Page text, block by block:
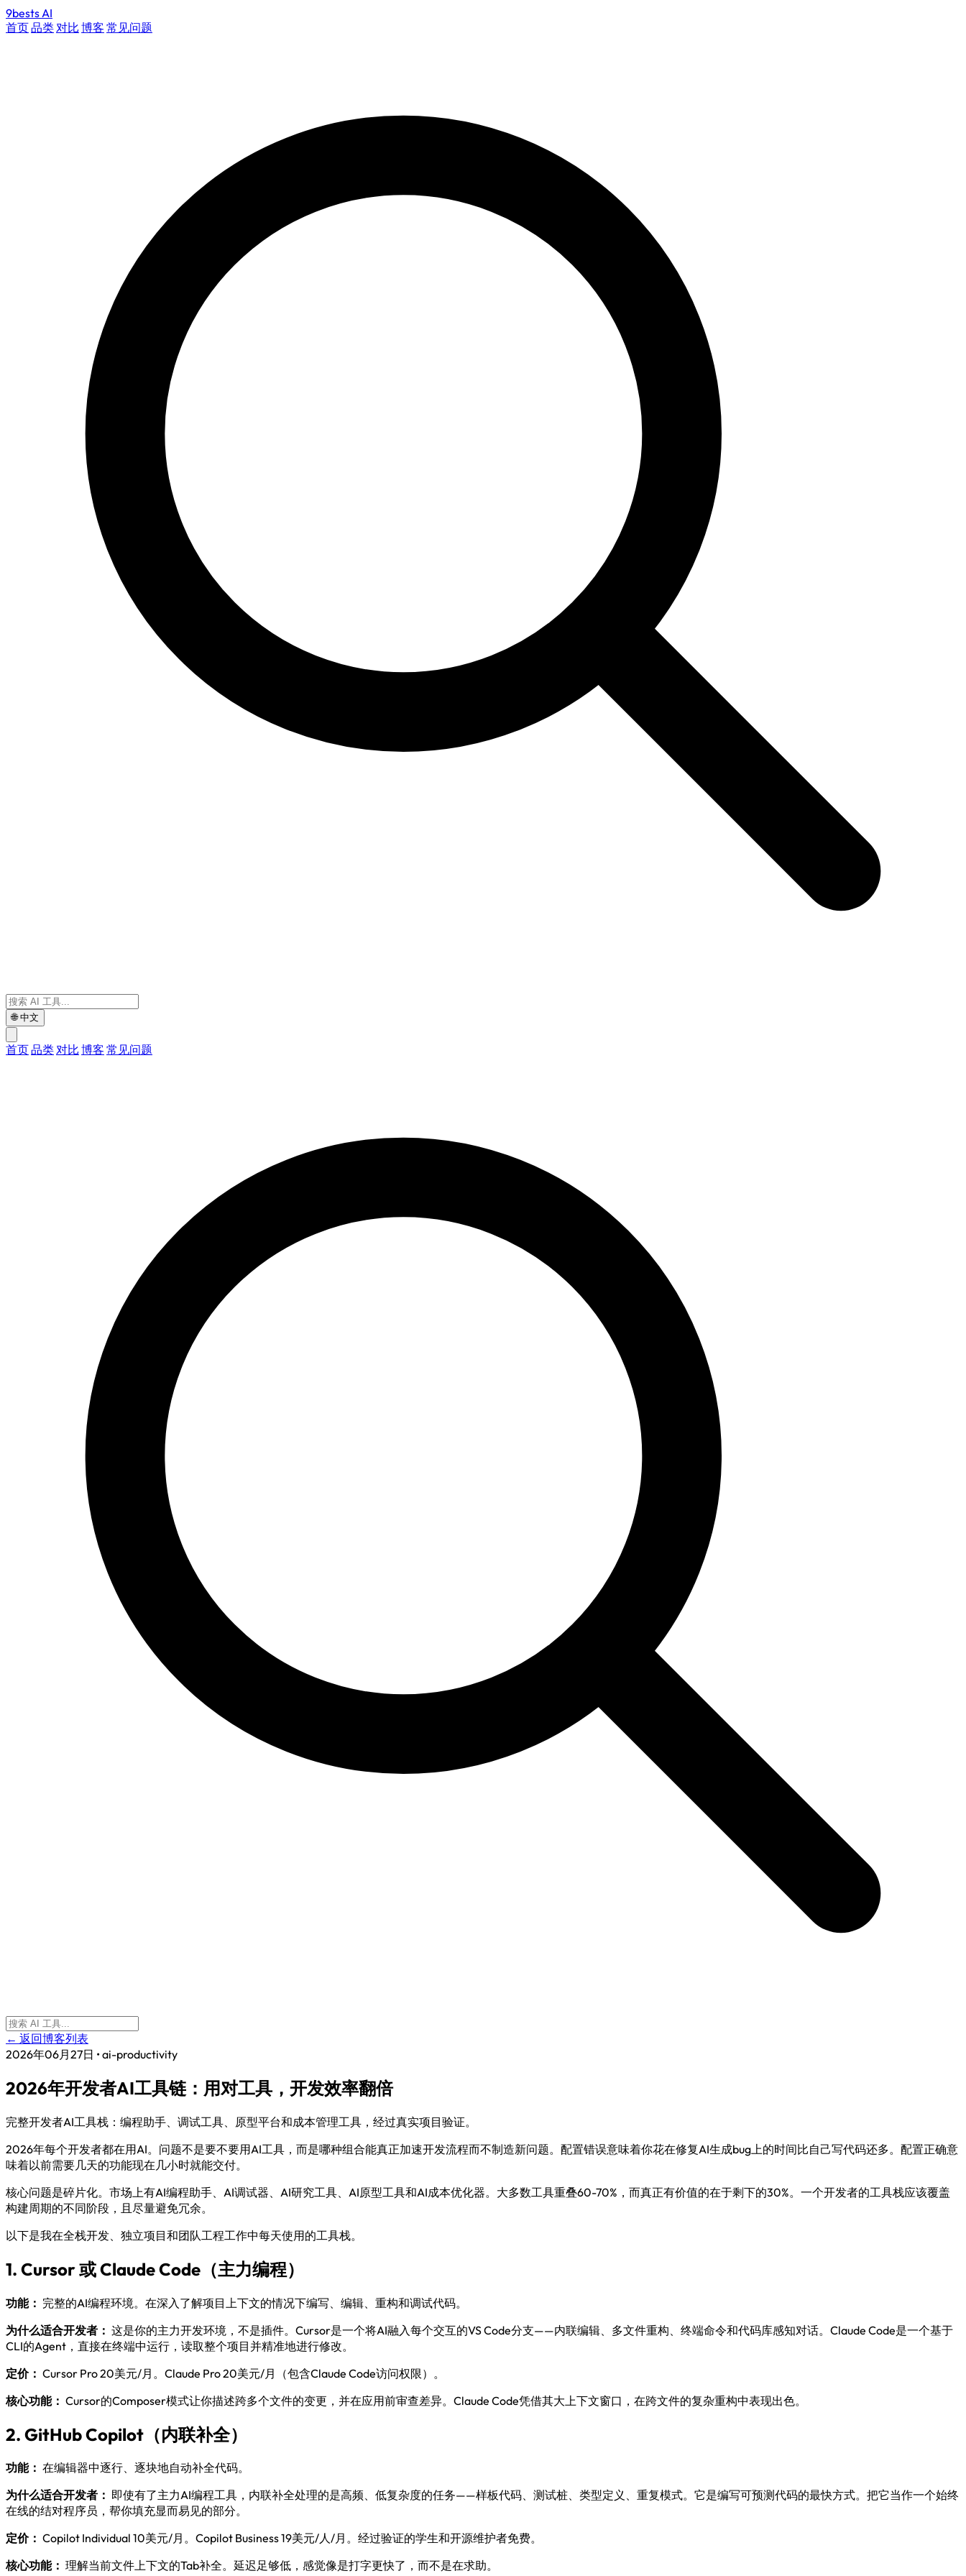
9bestsAI
首页品类对比 博客 常见问题
🌐中文
首页品类对比 博客 常见问题
← 返回博客列表
2026年06月27日 •ai-productivity
2026年开发者AI工具链：用对工具，开发效率翻倍
完整开发者AI工具栈：编程助手、调试工具、原型平台和成本管理工具，经过真实项目验证。
2026年每个开发者都在用AI。问题不是要不要用AI工具，而是哪种组合能真正加速开发流程而不制造新问题。配置错误意味着你花在修复AI生成bug上的时间比自己写代码还多。配置正确意
味着以前需要几天的功能现在几小时就能交付。
核心问题是碎片化。市场上有AI编程助手、AI调试器、AI研究工具、AI原型工具和AI成本优化器。大多数工具重叠60-70%，而真正有价值的在于剩下的30%。一个开发者的工具栈应该覆盖
构建周期的不同阶段，且尽量避免冗余。
以下是我在全栈开发、独立项目和团队工程工作中每天使用的工具栈。
1. Cursor 或 Claude Code（主力编程）
功能： 完整的AI编程环境。在深入了解项目上下文的情况下编写、编辑、重构和调试代码。
为什么适合开发者： 这是你的主力开发环境，不是插件。Cursor是一个将AI融入每个交互的VS Code分支——内联编辑、多文件重构、终端命令和代码库感知对话。Claude Code是一个基于
CLI的Agent，直接在终端中运行，读取整个项目并精准地进行修改。
定价： Cursor Pro 20美元/月。Claude Pro 20美元/月（包含Claude Code访问权限）。
核心功能： Cursor的Composer模式让你描述跨多个文件的变更，并在应用前审查差异。Claude Code凭借其大上下文窗口，在跨文件的复杂重构中表现出色。
2. GitHub Copilot（内联补全）
功能： 在编辑器中逐行、逐块地自动补全代码。
为什么适合开发者： 即使有了主力AI编程工具，内联补全处理的是高频、低复杂度的任务——样板代码、测试桩、类型定义、重复模式。它是编写可预测代码的最快方式。把它当作一个始终
在线的结对程序员，帮你填充显而易见的部分。
定价： Copilot Individual 10美元/月。Copilot Business 19美元/人/月。经过验证的学生和开源维护者免费。
核心功能： 理解当前文件上下文的Tab补全。延迟足够低，感觉像是打字更快了，而不是在求助。